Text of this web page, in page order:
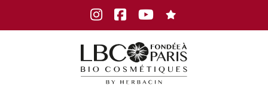
InstagramFacebookYoutube